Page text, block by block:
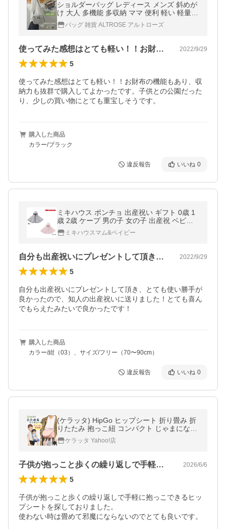
ショルダーバッグ レディース メンズ 斜めが
け 大人 多機能 多収納 ママ 便利 軽い 軽量
ママカル ショルダー
バッグ 雑貨 ALTROSE アルトローズ
使ってみた感想はとても軽い！！お財布の… 2022/9/29
5
使ってみた感想はとても軽い！！お財布の機能もあり、収
納力も抜群で購入してよかったです。子供との公園だった
り、少しの買い物にとても重宝しそうです。
購入した商品
カラー/ブラック
違反報告 いいね 0
ミキハウス ポンチョ 出産祝い ギフト 0歳 1
歳 2歳 ケープ 男の子 女の子 出産祝 ベビー
赤ちゃん 日本 おすすめ 人気 内祝い お返し
プレゼント くま うさぎ
ミキハウスマム&ベイビー
自分も出産祝いにプレゼントして頂き、と… 2022/9/29
5
自分も出産祝いにプレゼントして頂き、とても使い勝手が
良かったので、知人の出産祝いに送りました！とても喜ん
でもらえたみたいで良かったです！
購入した商品
カラー/紺（03）、サイズ/フリー（70〜90cm）
違反報告 いいね 0
(ケラッタ) HipGo ヒップシート 折り畳み 折
りたたみ 抱っこ紐 コンパクト じゃまになら
ない 出産祝い 収納袋付き【送料無料】
ケラッタ Yahoo!店
子供が抱っこと歩くの繰り返しで手軽に抱… 2026/6/6
5
子供が抱っこと歩くの繰り返しで手軽に抱っこできるヒッ
プシートを探しておりました。
使わない時は畳めて邪魔にならないのでとても良いです。